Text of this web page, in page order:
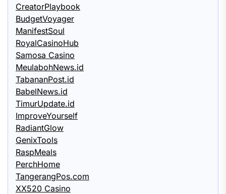
CreatorPlaybook
BudgetVoyager
ManifestSoul
RoyalCasinoHub
Samosa Casino
MeulabohNews.id
TabananPost.id
BabelNews.id
TimurUpdate.id
ImproveYourself
RadiantGlow
GenixTools
RaspMeals
PerchHome
TangerangPos.com
XX520 Casino